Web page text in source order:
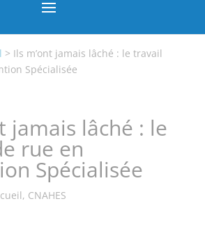
> Ils m’ont jamais lâché : le travail
Spécialisée
jamais lâché : le
rue en
Spécialisée
, CNAHES